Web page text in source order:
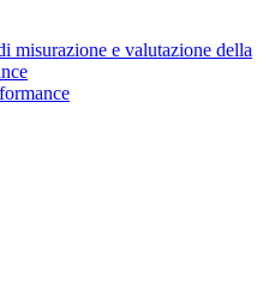
misurazione e valutazione della